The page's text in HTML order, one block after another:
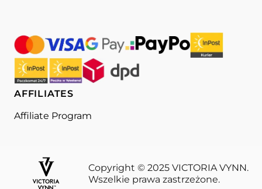
AFFILIATES
Affiliate Program
Copyright © 2025 VICTORIA VYNN.
Wszelkie prawa zastrzeżone.